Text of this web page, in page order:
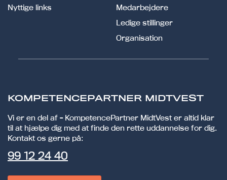
Nyttige links
Medarbejdere
Ledige stillinger
Organisation
KOMPETENCEPARTNER MIDTVEST
Vi er en del af - KompetencePartner MidtVest er altid klar
til at hjælpe dig med at finde den rette uddannelse for dig.
Kontakt os gerne på:
99 12 24 40